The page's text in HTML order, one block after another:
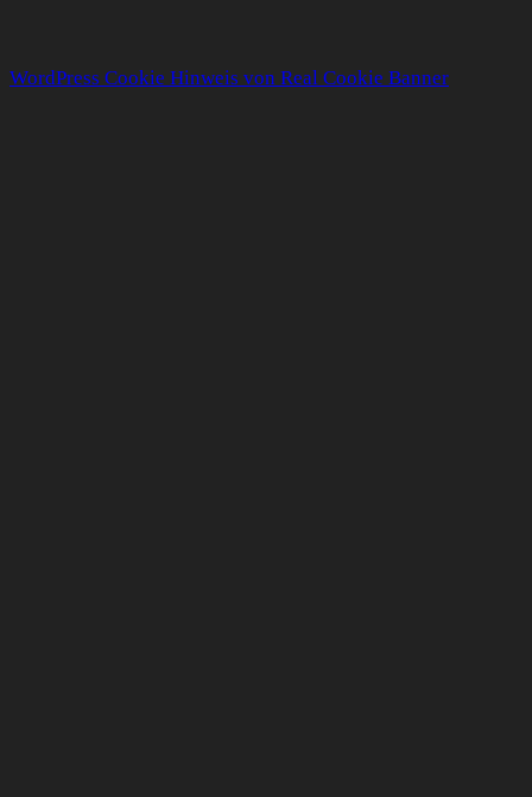
WordPress Cookie Hinweis von Real Cookie Banner